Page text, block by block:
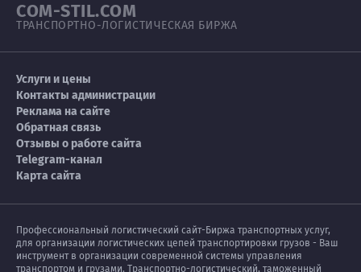
COM-STIL.COM
ТРАНСПОРТНО-ЛОГИСТИЧЕСКАЯ БИРЖА
Услуги и цены
Контакты администрации
Реклама на сайте
Обратная связь
Отзывы о работе сайта
Telegram-канал
Карта сайта
Профессиональный логистический сайт-Биржа транспортных услуг,
для организации логистических цепей транспортировки грузов - Ваш
инструмент в организации современной системы управления
транспортом и грузами. Транспортно-логистический, таможенный